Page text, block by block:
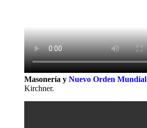
Masonería y Nuevo Orden Mundial
Kirchner.